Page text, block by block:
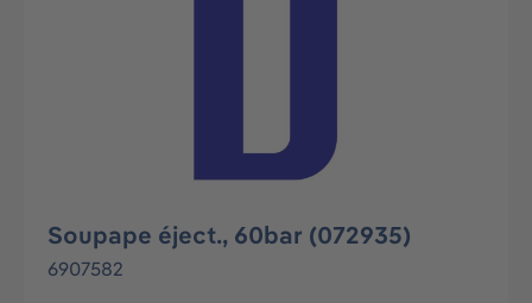
Soupape éject., 60bar (072935)
6907582